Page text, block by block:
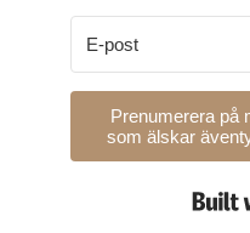
Prenumerera på
som älskar